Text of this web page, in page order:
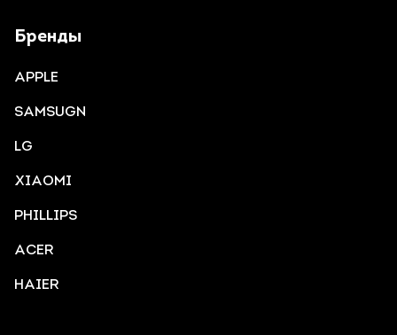
Бренды
APPLE
SAMSUGN
LG
XIAOMI
PHILLIPS
ACER
HAIER